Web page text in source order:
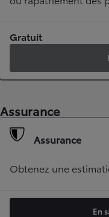
Gratuit
Assurance
Assurance
Obtenez une
En